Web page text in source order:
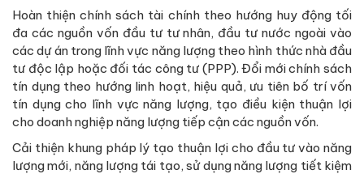
Hoàn thiện chính sách tài chính theo hướng huy động tối
đa các nguồn vốn đầu tư tư nhân, đầu tư nước ngoài vào
các dự án trong lĩnh vực năng lượng theo hình thức nhà đầu
tư độc lập hoặc đối tác công tư (PPP). Đổi mới chính sách
tín dụng theo hướng linh hoạt, hiệu quả, ưu tiên bố trí vốn
tín dụng cho lĩnh vực năng lượng, tạo điều kiện thuận lợi
cho doanh nghiệp năng lượng tiếp cận các nguồn vốn.
Cải thiện khung pháp lý tạo thuận lợi cho đầu tư vào năng
lượng mới, năng lượng tái tạo, sử dụng năng lượng tiết kiệm